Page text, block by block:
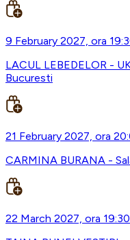
9 February 2027, ora
LACUL LEBEDELOR -
Bucuresti
21 February 2027, ora
CARMINA BURANA -
22 March 2027, ora 19:30